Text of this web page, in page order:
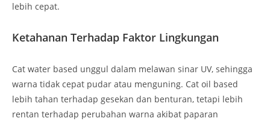
lebih cepat.
Ketahanan Terhadap Faktor Lingkungan
Cat water based unggul dalam melawan sinar UV, sehingga
warna tidak cepat pudar atau menguning. Cat oil based
lebih tahan terhadap gesekan dan benturan, tetapi lebih
rentan terhadap perubahan warna akibat paparan